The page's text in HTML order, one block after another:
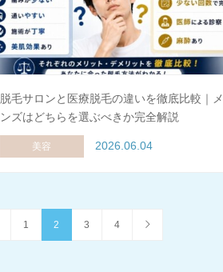
脱毛サロンと医療脱毛の違いを徹底比較｜メ
ンズはどちらを選ぶべきか完全解説
美容 2026.06.04
1 2 3 4